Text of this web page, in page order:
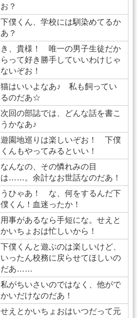
お？
下僕くん、学校には馴染めてるか
あ？
き、貴様！ 唯一の男子生徒だか
らって好き勝手していいわけじゃ
ないぞお！
猫はいいよなあ♪ 私も飼ってい
るのだあ☆
次回の部誌では、どんな話を書こ
うかなあ♪
遊園地巡りは楽しいぞお！ 下僕
くんもやってみるといい！
なんなの、その憐れみの目
は……。余計なお世話なのだあ！
うひゃあ！ な、何をするんだ下
僕くん！血迷ったか！
用事があるなら手短にな。せえと
かいちょおは忙しいから！
下僕くんと遊ぶのは楽しいけど、
いったん校務に戻らせてほしいの
だあ……
私がちいさいのではなく、他がで
かいだけなのだあ！
せえとかいちょおはいつだって元